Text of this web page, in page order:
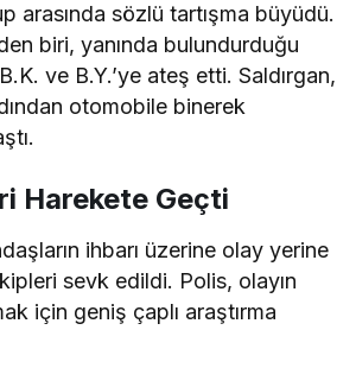
arasında sözlü tartışma büyüdü.
biri, yanında bulundurduğu
ve B.Y.’ye ateş etti. Saldırgan,
otomobile binerek
Harekete Geçti
ihbarı üzerine olay yerine
sevk edildi. Polis, olayın
için geniş çaplı araştırma